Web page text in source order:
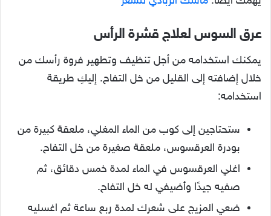
عرق السوس لعلاج قشرة الرأس
يمكنك استخدامه من أجل تنظيف وتطهير فروة رأسك من
خلال إضافته إلى القليل من خل التفاح. إليكِ طريقة
استخدامه:
ستحتاجين إلى كوب من الماء المغلي، ملعقة كبيرة من
بودرة العرقسوس، ملعقة صغيرة من خل التفاح.
اغلي العرقسوس في الماء لمدة خمس دقائق، ثم
صفيه جيدًا وأضيفي له خل التفاح.
ضعي المزيج على شعرك لمدة ربع ساعة ثم اغسليه